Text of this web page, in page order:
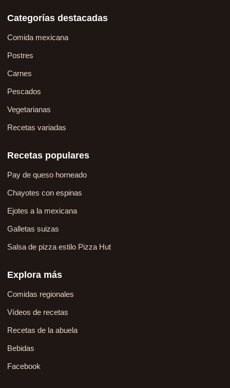
Categorías destacadas
Comida mexicana
Postres
Carnes
Pescados
Vegetarianas
Recetas variadas
Recetas populares
Pay de queso horneado
Chayotes con espinas
Ejotes a la mexicana
Galletas suizas
Salsa de pizza estilo Pizza Hut
Explora más
Comidas regionales
Vídeos de recetas
Recetas de la abuela
Bebidas
Facebook